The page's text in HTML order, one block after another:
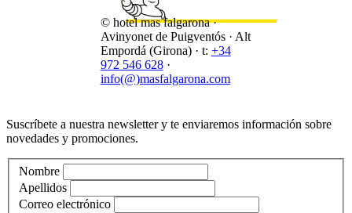
© hotel mas falgarona ·
Avinyonet de Puigventós · Alt
Empordá (Girona) · t: +34
972 546 628·
info(@)masfalgarona.com
Suscríbete a nuestra newsletter y te enviaremos información sobre
novedades y promociones.
Nombre
Apellidos
Correo electrónico